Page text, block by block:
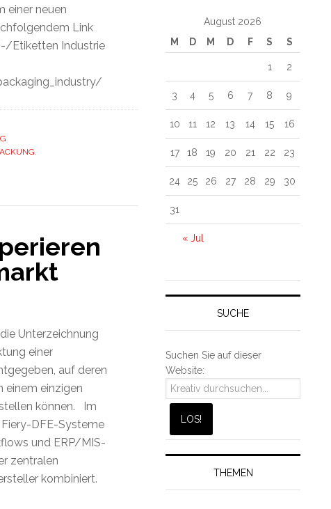
einer neuen
Link
Etiketten Industrie
,
Unterzeichnung
einer
auf deren
einem einzigen
können. Im
DFE-Systeme
und ERP/MIS-
zentralen
kombiniert.
August 2026
M
D M D F S S
« Jul
1 2
3 4 5 6 7 8 9
10 11 12 13 14 15 16
17 18 19 20 21 22 23
24 25 26 27 28 29 30
31
SUCHE
Suchen Sie auf dieser
Website:
THEMEN